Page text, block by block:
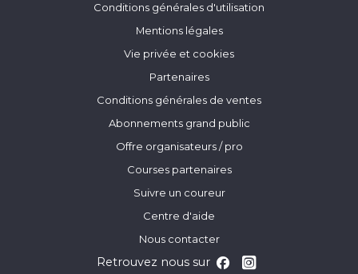
Conditions générales d'utilisation
Mentions légales
Vie privée et cookies
Partenaires
Conditions générales de ventes
Abonnements grand public
Offre organisateurs / pro
Courses partenaires
Suivre un coureur
Centre d'aide
Nous contacter
Retrouvez nous sur